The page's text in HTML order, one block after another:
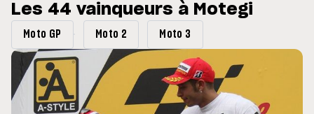
opéré avec succès de la
droite à Madrid
MOTO GP
Silverstone : Horaires et
Programme du GP de Grande-
Bretagne
Les 44 vainqueurs à Motegi
Moto GP Moto 2 Moto 3